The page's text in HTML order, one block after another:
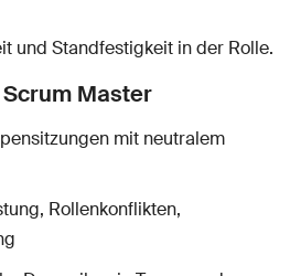
und Standfestigkeit in der Rolle.
Master
mit neutralem
Rollenkonflikten,